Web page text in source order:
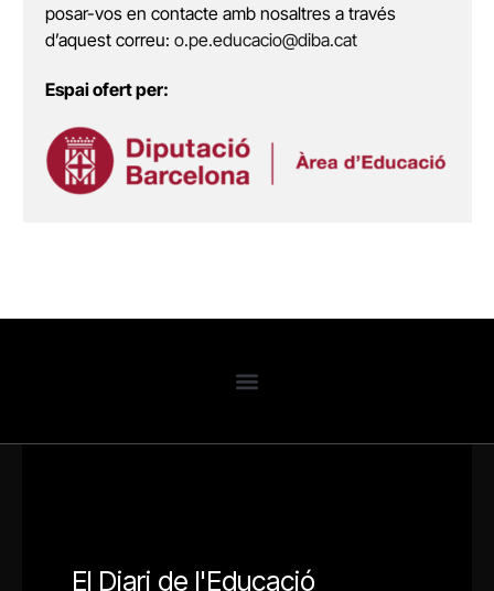
posar-vos en contacte amb nosaltres a través
d’aquest correu: o.pe.educacio@diba.cat
Espai ofert per: